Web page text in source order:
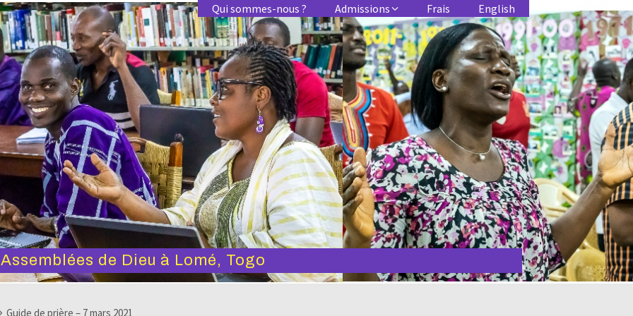
Qui sommes-nous ? Admissions Frais English
de Dieu à Lomé, Togo
Guide de prière – 7 mars 2021